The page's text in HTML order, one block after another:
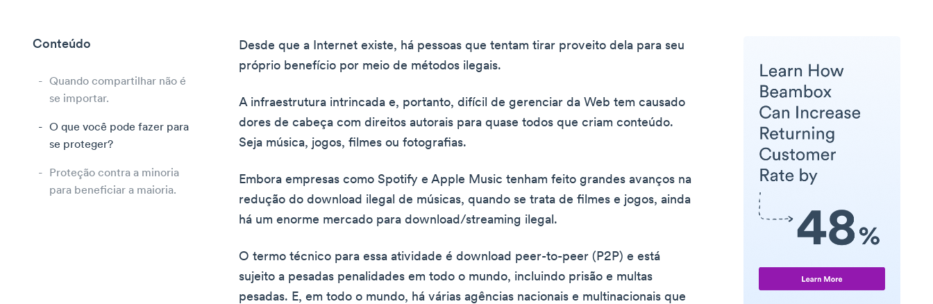
Conteúdo
Quando compartilhar não é
se importar.
O que você pode fazer para
se proteger?
Proteção contra a minoria
para beneficiar a maioria.
Desde que a Internet existe, há pessoas que tentam tirar proveito dela para seu
próprio benefício por meio de métodos ilegais.
A infraestrutura intrincada e, portanto, difícil de gerenciar da Web tem causado
dores de cabeça com direitos autorais para quase todos que criam conteúdo.
Seja música, jogos, filmes ou fotografias.
Embora empresas como Spotify e Apple Music tenham feito grandes avanços na
redução do download ilegal de músicas, quando se trata de filmes e jogos, ainda
há um enorme mercado para download/streaming ilegal.
O termo técnico para essa atividade é download peer-to-peer (P2P) e está
sujeito a pesadas penalidades em todo o mundo, incluindo prisão e multas
pesadas. E, em todo o mundo, há várias agências nacionais e multinacionais que